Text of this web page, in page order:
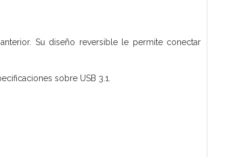
Su diseño reversible le permite conectar
sobre USB 3.1.